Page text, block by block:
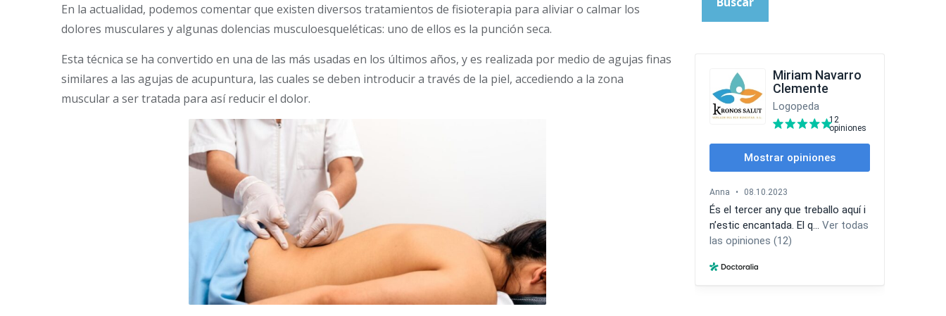
En la actualidad, podemos comentar que existen diversos tratamientos de fisioterapia para aliviar o calmar los
dolores musculares y algunas dolencias musculoesqueléticas: uno de ellos es la punción seca.
Esta técnica se ha convertido en una de las más usadas en los últimos años, y es realizada por medio de agujas finas
similares a las agujas de acupuntura, las cuales se deben introducir a través de la piel, accediendo a la zona
muscular a ser tratada para así reducir el dolor.